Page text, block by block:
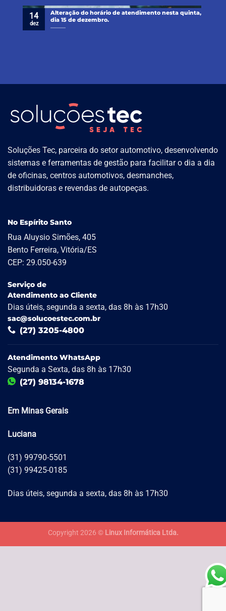
Alteração do horário de atendimento nesta quinta,
dia 15 de dezembro.
14
dez
Soluções Tec, parceira do setor automotivo, desenvolvendo
sistemas e ferramentas de gestão para facilitar o dia a dia
de oficinas, centros automotivos, desmanches,
distribuidoras e revendas de autopeças.
No Espírito Santo
Rua Aluysio Simões, 405
Bento Ferreira, Vitória/ES
CEP: 29.050-639
Serviço de
Atendimento ao Cliente
Dias úteis, segunda a sexta, das 8h às 17h30
sac@solucoestec.com.br
(27) 3205-4800
Atendimento WhatsApp
Segunda a Sexta, das 8h às 17h30
(27) 98134-1678
Em Minas Gerais
Luciana
(31) 99790-5501
(31) 99425-0185
Dias úteis, segunda a sexta, das 8h às 17h30
Copyright 2026 © Linux Informática Ltda.